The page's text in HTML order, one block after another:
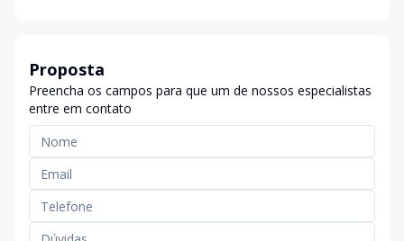
Proposta
Preencha os campos para que um de nossos especialistas
entre em contato